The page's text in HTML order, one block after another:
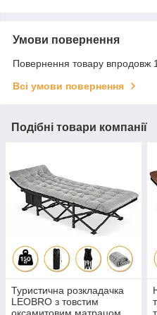
Умови повернення
Повернення товару впродовж
Всі умови повернення
Подібні товари компанії
Туристична розкладачка
LEOBRO з товстим